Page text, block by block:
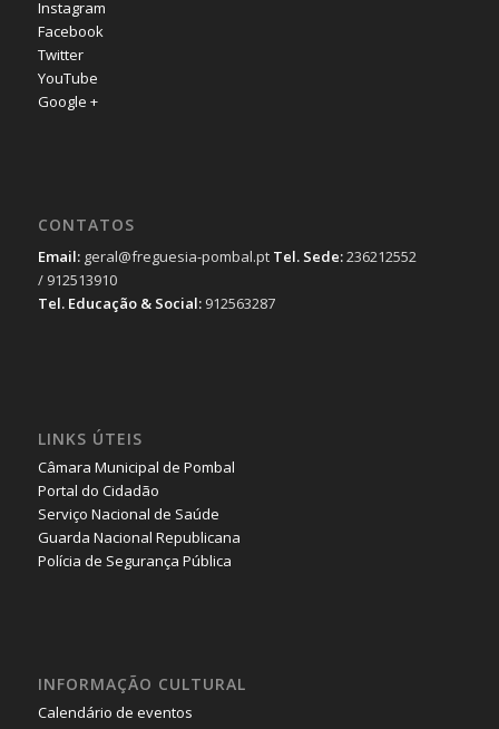
Instagram
Facebook
Twitter
YouTube
Google +
CONTATOS
Email:geral@freguesia-pombal.pt Tel. Sede:236212552
/ 912513910
Tel. Educação & Social: 912563287
LINKS ÚTEIS
Câmara Municipal de Pombal
Portal do Cidadão
Serviço Nacional de Saúde
Guarda Nacional Republicana
Polícia de Segurança Pública
INFORMAÇÃO CULTURAL
Calendário de eventos